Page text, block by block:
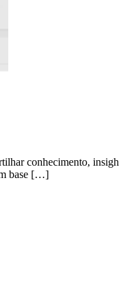
conhecimento,
base […]